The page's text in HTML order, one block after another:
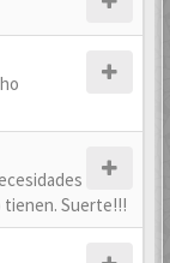
tienen. Suerte!!!